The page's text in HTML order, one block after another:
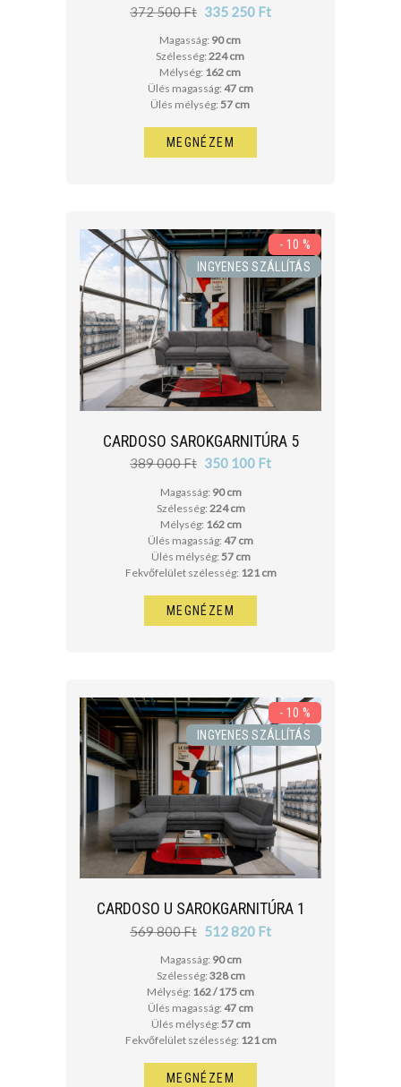
372 500 Ft 335 250 Ft
Magasság: 90 cm
Szélesség:224 cm
Mélység: 162 cm
Ülés magasság: 47 cm
Ülés mélység:57 cm
MEGNÉZEM
CARDOSO SAROKGARNITÚRA 5
389 000 Ft 350 100 Ft
- 10 %
INGYENES SZÁLLÍTÁS
Magasság: 90 cm
Szélesség: 224 cm
Mélység: 162 cm
Ülés magasság: 47 cm
Ülés mélység: 57 cm
Fekvőfelület szélesség: 121 cm
MEGNÉZEM
CARDOSO U SAROKGARNITÚRA 1
569 800 Ft 512 820 Ft
- 10 %
INGYENES SZÁLLÍTÁS
Magasság: 90 cm
Szélesség: 328 cm
Mélység: 162 / 175 cm
Ülés magasság: 47 cm
Ülés mélység: 57 cm
Fekvőfelület szélesség: 121 cm
MEGNÉZEM